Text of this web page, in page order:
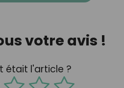
votre avis !
était l'article ?